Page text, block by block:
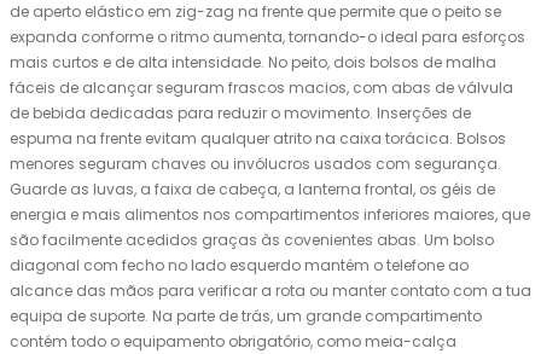
de aperto elástico em zig-zag na frente que permite que o peito se
expanda conforme o ritmo aumenta, tornando-o ideal para esforços
mais curtos e de alta intensidade. No peito, dois bolsos de malha
fáceis de alcançar seguram frascos macios, com abas de válvula
de bebida dedicadas para reduzir o movimento. Inserções de
espuma na frente evitam qualquer atrito na caixa torácica. Bolsos
menores seguram chaves ou invólucros usados ​​com segurança.
Guarde as luvas, a faixa de cabeça, a lanterna frontal, os géis de
energia e mais alimentos nos compartimentos inferiores maiores, que
são facilmente acedidos ​​graças às covenientes abas. Um bolso
diagonal com fecho no lado esquerdo mantém o telefone ao
alcance das mãos para verificar a rota ou manter contato com a tua
equipa de suporte. Na parte de trás, um grande compartimento
contém todo o equipamento obrigatório, como meia-calça